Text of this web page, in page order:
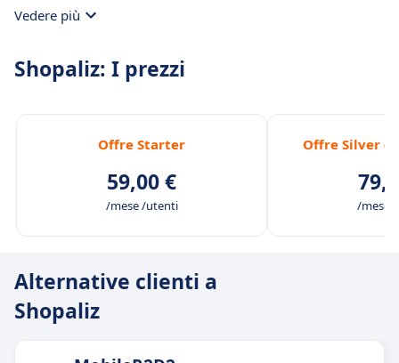
con i propri clienti.
Vedere più
Shopaliz: I prezzi
Offre Starter
59,00 €
/mese /utenti
Offre Silver
/mese
Alternative clienti a
Shopaliz